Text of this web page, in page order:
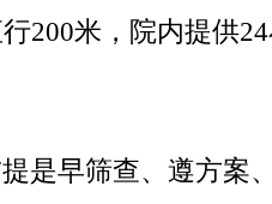
200米，院内提供
是早筛查、遵方案